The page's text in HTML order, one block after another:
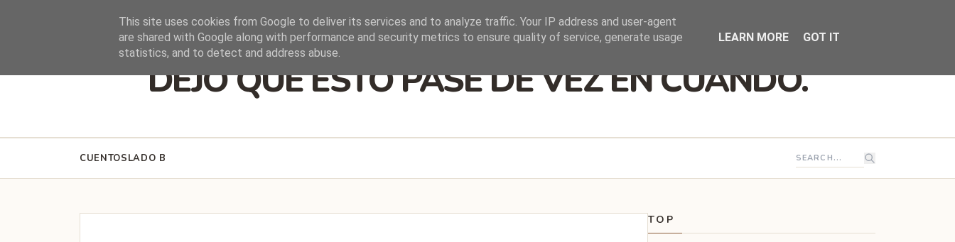
DEJO QUE ESTO PASE DE VEZ EN CUANDO.
CUENTOSLADO B
TOP
This site uses cookies from Google to deliver its services and to analyze traffic. Your IP address and user-agent
are shared with Google along with performance and security metrics to ensure quality of service, generate usage
statistics, and to detect and address abuse.
LEARN MORE GOT IT